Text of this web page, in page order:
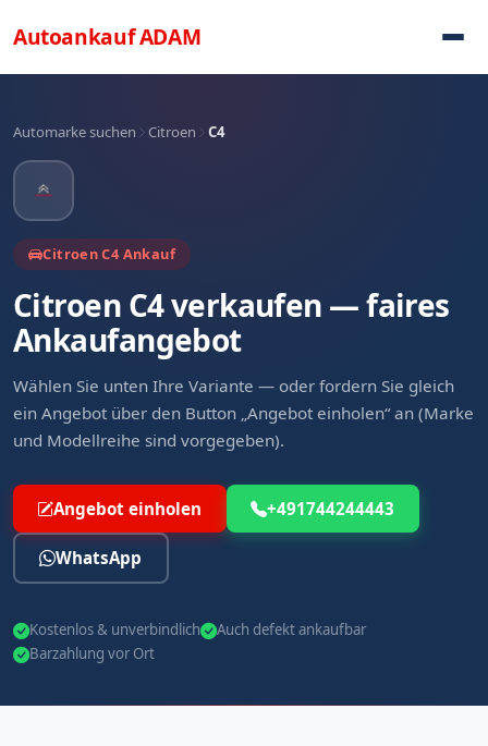
AutoankaufADAM
Automarke suchen Citroen C4
Citroen C4 Ankauf
Citroen C4 verkaufen — faires
Ankaufangebot
Wählen Sie unten Ihre Variante — oder fordern Sie gleich
ein Angebot über den Button „Angebot einholen“ an (Marke
und Modellreihe sind vorgegeben).
Angebot einholen +491744244443
WhatsApp
Kostenlos & unverbindlich
Auch defekt ankaufbar
Barzahlung vor Ort